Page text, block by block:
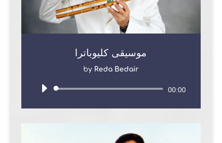
موسيقى كليوباترا
by Reda Bedair
Audio
00:00